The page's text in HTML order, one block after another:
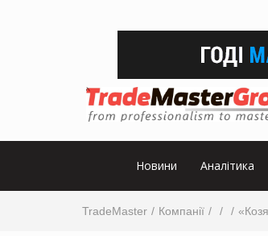
Новини Аналітика
TradeMaster Компанії